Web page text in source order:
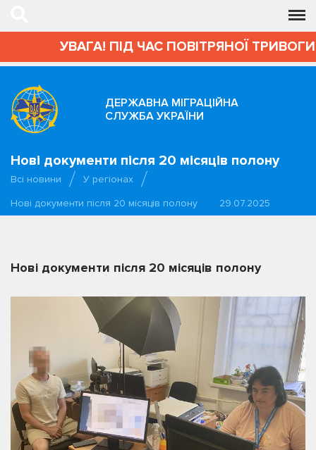
УВАГА! ПІД ЧАС ПОВІТРЯНОЇ
ДЕРЖАВНА МІГРАЦІЙНА
СЛУЖБА УКРАЇНИ
Нові документи після 20 місяців полону
Всі новини
У регіонах
Нові документи після 20 місяців полону
29.07.2025
Нові документи після 20 місяців полону